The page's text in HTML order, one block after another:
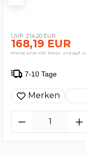
214,20 EUR
168,19 EUR
Preise sind inkl. MwSt. und ggf.
7-10 Tage
Merken